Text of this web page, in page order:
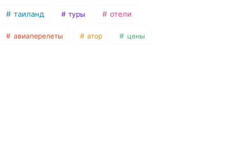
таиланд туры отели
авиаперелеты атор цены